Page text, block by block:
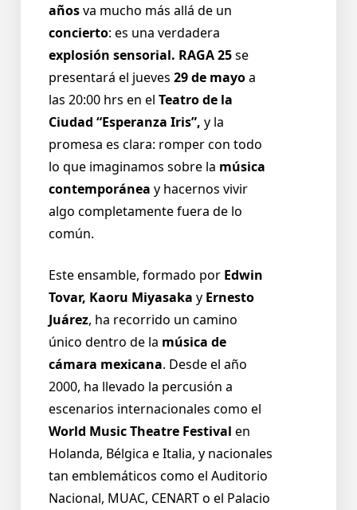
añosva mucho más allá de un
concierto: es una verdadera
explosión sensorial. RAGA 25se
presentará el jueves 29 de mayoa
las 20:00 hrs en el Teatro de la
Ciudad “Esperanza Iris”, y la
promesa es clara: romper con todo
lo que imaginamos sobre la música
contemporánea y hacernos vivir
algo completamente fuera de lo
común.
Este ensamble, formado por Edwin
Tovar, Kaoru Miyasaka y Ernesto
Juárez, ha recorrido un camino
único dentro de la música de
cámara mexicana. Desde el año
2000, ha llevado la percusión a
escenarios internacionales como el
World Music Theatre Festival en
Holanda, Bélgica e Italia, y nacionales
tan emblemáticos como el Auditorio
Nacional, MUAC, CENART o el Palacio